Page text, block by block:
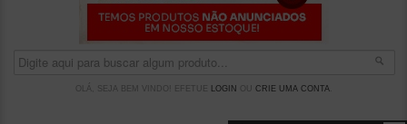
OLÁ, SEJA BEM VINDO! EFETUE LOGIN CRIE UMA CONTA.